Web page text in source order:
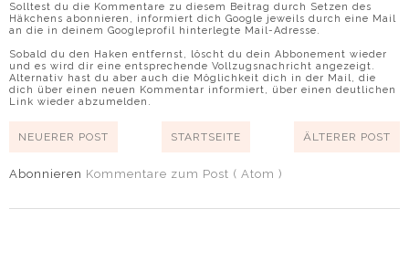
Solltest du die Kommentare zu diesem Beitrag durch Setzen des
Häkchens abonnieren, informiert dich Google jeweils durch eine Mail
an die in deinem Googleprofil hinterlegte Mail-Adresse.
Sobald du den Haken entfernst, löscht du dein Abbonement wieder
und es wird dir eine entsprechende Vollzugsnachricht angezeigt.
Alternativ hast du aber auch die Möglichkeit dich in der Mail, die
dich über einen neuen Kommentar informiert, über einen deutlichen
Link wieder abzumelden.
NEUERER POST ÄLTERER POST
STARTSEITE
Abonnieren Kommentare zum Post ( Atom )